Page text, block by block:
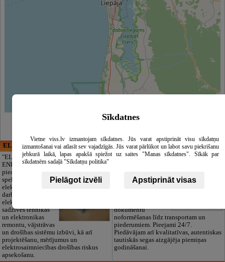
ELECTRIC ENERGY
"ELECTRIC
ENERGY Kandava"
piedāvā pilna
spektra
elektromontāžas
darbus,
elektroinstalācijas,
sadzīves tehnikas
un elektronikas
remontu, vājstrāvas
un drošības sistēmu izbūvi, kā arī
projektēšanu, mērījumus un
elektrosaimniecības drošības riskus
apsekošanu.
CĒSU APBEDĪŠANAS
PAKALPOJUMI, SIA
Mēs parūpēsimies
dokumentu
noformēšanas līdz transportam un
piederumiem. Pieejami 24/7.
Piedāvājam arī kvalitatīvas, autentiskas
tautiskās segas aizgājēja piemiņas
godināšanai.
Sīkdatnes
Vietne viss.lv izmantojam sīkdatnes. Jūs varat apstiprināt visu sīkdatņu
izmantošanai vai atlasīt sev vajadzīgās. Jūs varat pārlūkot un labot savu piekrišanu
jebkurā laikā, lapas apakšā spiežot uz saites "Manas sīkdatnes". Sīkāk par
sīkdatnēm sadaļā "Sīkdatņu politika"
Pielāgot izvēli Apstiprināt visas